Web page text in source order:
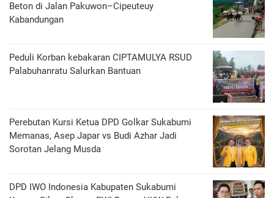
Beton di Jalan Pakuwon–Cipeuteuy
Kabandungan
Peduli Korban kebakaran CIPTAMULYA RSUD
Palabuhanratu Salurkan Bantuan
Perebutan Kursi Ketua DPD Golkar Sukabumi
Memanas, Asep Japar vs Budi Azhar Jadi
Sorotan Jelang Musda
DPD IWO Indonesia Kabupaten Sukabumi